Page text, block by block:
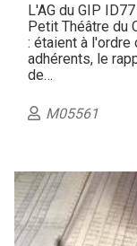
L'AG du GIP
Petit Théâtre du
: étaient à l'ordre
adhérents, le
de…
M05561